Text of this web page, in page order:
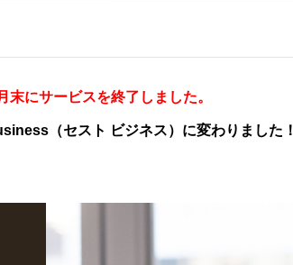
にサービスを終了しました。
（セスト ビジネス）に変わりました！